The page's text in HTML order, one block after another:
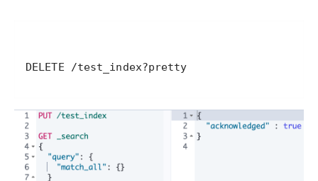
DELETE /test_index?pretty